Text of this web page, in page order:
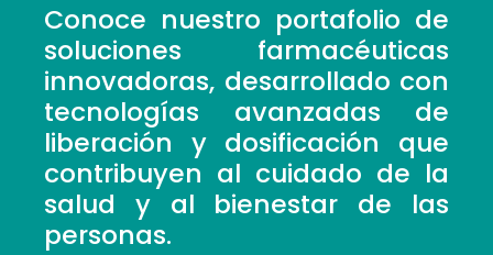
Conoce nuestro portafolio de
soluciones farmacéuticas
innovadoras, desarrollado con
tecnologías avanzadas de
liberación y dosificación que
contribuyen al cuidado de la
salud y al bienestar de las
personas.